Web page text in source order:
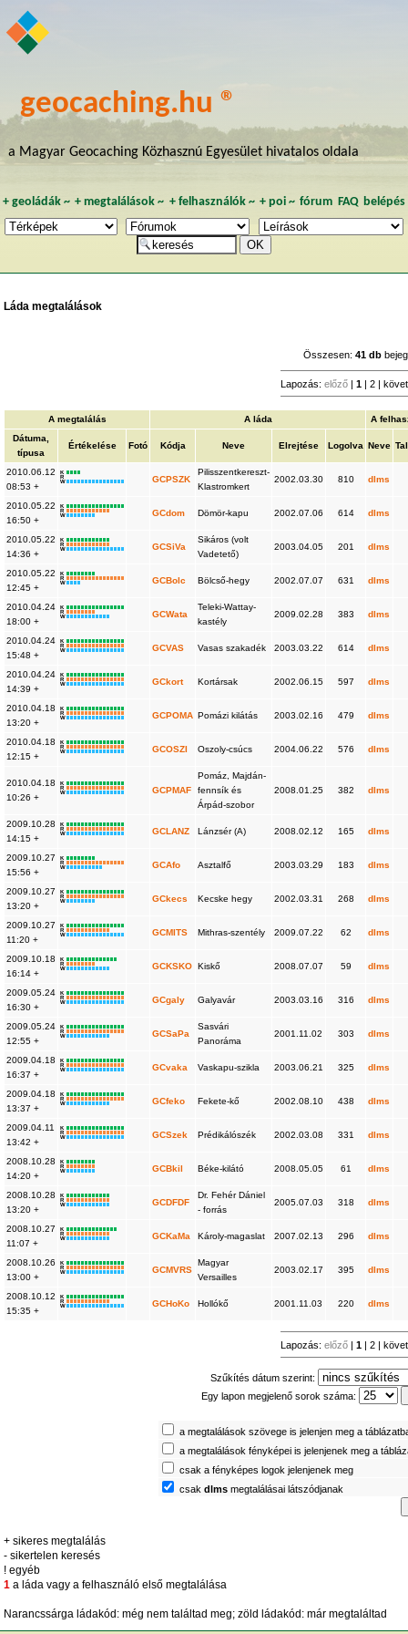
geocaching.hu ®
a Magyar Geocaching Közhasznú Egyesület hivatalos oldala
+ geoládák~ +megtalálások ~ + felhasználók~ + poi~ fórum FAQ belépés
Láda megtalálások
Összesen:41 db
Lapozás:előző |1 | 2 |
A megtalálás A láda
A
Dátuma,
típusa
Értékelése Fotó Kódja Neve Elrejtése Logolva Neve
2010.06.12
08:53 +
K
R
W
GCPSZK
Pilisszentkereszt-
Klastromkert
2002.03.30 810 dlms
2010.05.22
16:50 +
K
R
W
GCdom Dömör-kapu 2002.07.06 614 dlms
2010.05.22
14:36 +
K
R
W
GCSiVa
Sikáros (volt
Vadetető)
2003.04.05 201 dlms
2010.05.22
12:45 +
K
R
W
GCBolc Bölcső-hegy 2002.07.07 631 dlms
2010.04.24
18:00 +
K
R
W
GCWata
Teleki-Wattay-
kastély
2009.02.28 383 dlms
2010.04.24
15:48 +
K
R
W
GCVAS Vasas szakadék 2003.03.22 614 dlms
2010.04.24
14:39 +
K
R
W
GCkort Kortársak 2002.06.15 597 dlms
2010.04.18
13:20 +
K
R
W
GCPOMA Pomázi kilátás 2003.02.16 479 dlms
2010.04.18
12:15 +
K
R
W
GCOSZI Oszoly-csúcs 2004.06.22 576 dlms
2010.04.18
10:26 +
K
R
W
GCPMAF
Pomáz, Majdán-
fennsík és
Árpád-szobor
2008.01.25 382 dlms
2009.10.28
14:15 +
K
R
W
GCLANZ Lánzsér (A) 2008.02.12 165 dlms
2009.10.27
15:56 +
K
R
W
GCAfo Asztalfő 2003.03.29 183 dlms
2009.10.27
13:20 +
K
R
W
GCkecs Kecske hegy 2002.03.31 268 dlms
2009.10.27
11:20 +
K
R
W
GCMITS Mithras-szentély 2009.07.22 62 dlms
2009.10.18
16:14 +
K
R
W
GCKSKO Kiskő 2008.07.07 59 dlms
2009.05.24
16:30 +
K
R
W
GCgaly Galyavár 2003.03.16 316 dlms
2009.05.24
12:55 +
K
R
W
GCSaPa
Sasvári
Panoráma
2001.11.02 303 dlms
2009.04.18
16:37 +
K
R
W
GCvaka Vaskapu-szikla 2003.06.21 325 dlms
2009.04.18
13:37 +
K
R
W
GCfeko Fekete-kő 2002.08.10 438 dlms
2009.04.11
13:42 +
K
R
W
GCSzek Prédikálószék 2002.03.08 331 dlms
2008.10.28
14:20 +
K
R
W
GCBkil Béke-kilátó 2008.05.05 61 dlms
2008.10.28
13:20 +
K
R
W
GCDFDF
Dr. Fehér Dániel
- forrás
2005.07.03 318 dlms
2008.10.27
11:07 +
K
R
W
GCKaMa Károly-magaslat 2007.02.13 296 dlms
2008.10.26
13:00 +
K
R
W
GCMVRS
Magyar
Versailles
2003.02.17 395 dlms
2008.10.12
15:35 +
K
R
W
GCHoKo Hollókő 2001.11.03 220 dlms
Lapozás:előző |1 | 2 |
Szűkítés dátum szerint:
Egy lapon megjelenő sorok száma:
a megtalálások szövege is jelenjen meg a
a megtalálások fényképei is jelenjenek meg a
csak a fényképes logok jelenjenek meg
csakdlms megtalálásai látszódjanak
+ sikeres megtalálás
- sikertelen keresés
! egyéb
1 a láda vagy a felhasználó első megtalálása
Narancssárga ládakód: még nem találtad meg; zöld ládakód: már megtaláltad